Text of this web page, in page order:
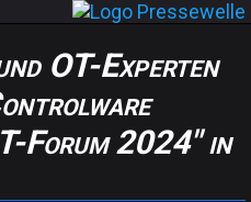
OT-Experten
Forum 2024" in